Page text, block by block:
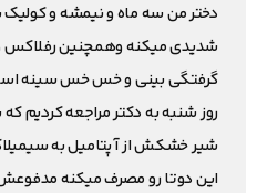
دختر من سه ماه و نیمشه و کولیک
شدیدی میکنه وهمچنین رفلاکس
گرفتگی بینی و خس خس سینه
روز شنبه به دکتر مراجعه کردیم
شیر خشکش از آ پتامیل به
این دوتا رو مصرف میکنه